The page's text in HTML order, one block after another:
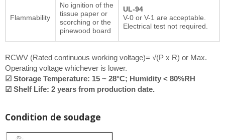
Flammability
No ignition of the
tissue paper or
scorching or the
pinewood board
UL-94
V-0 or V-1 are acceptable.
Electrical test not required.
RCWV (Rated continuous working voltage)= √(P x R) or Max.
Operating voltage whichever is lower.
☑ Storage Temperature: 15 ~ 28°C; Humidity < 80%RH
☑ Shelf Life: 2 years from production date.
Condition de soudage